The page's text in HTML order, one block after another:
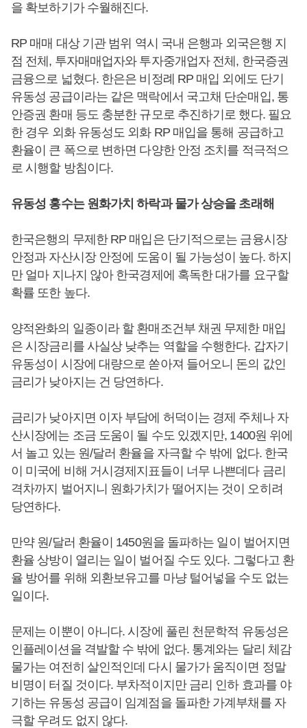
을 확보하기가 수월해진다.
RP 매매 대상 기관 범위 역시 국내 은행과 외국은행 지
점 전체, 투자매매업자와 투자중개업자 전체, 한국증권
금융으로 넓혔다. 한은은 비정례 RP 매입 외에도 단기
유동성 공급이라는 같은 맥락에서 국고채 단순매입, 통
안증권 환매 등도 충분한 규모로 추진하기로 했다. 필요
한 경우 외화 유동성도 외화 RP 매입을 통해 공급하고
환율이 큰 폭으로 변하면 다양한 안정 조치를 적극적으
로 시행할 방침이다.
유동성 홍수는 원화가치 하락과 물가 상승을 초래해
한국은행의 무제한 RP 매입은 단기적으로는 금융시장
안정과 자산시장 안정에 도움이 될 가능성이 높다. 하지
만 얼마 지나지 않아 한국경제에 혹독한 대가를 요구할
확률 또한 높다.
양적완화의 일종이라 할 환매조건부 채권 무제한 매입
은 시장금리를 사실상 낮추는 역할을 수행한다. 갑자기
유동성이 시장에 대량으로 쏟아져 들어오니 돈의 값인
금리가 낮아지는 건 당연하다.
금리가 낮아지면 이자 부담에 허덕이는 경제 주체나 자
산시장에는 조금 도움이 될 수도 있겠지만, 1400원 위에
서 놀고 있는 원/달러 환율을 자극할 수 밖에 없다. 한국
이 미국에 비해 거시경제지표들이 너무 나쁜데다 금리
격차까지 벌어지니 원화가치가 떨어지는 것이 오히려
당연하다.
만약 원/달러 환율이 1450원을 돌파하는 일이 벌어지면
환율 상방이 열리는 일이 벌어질 수도 있다. 그렇다고 환
율 방어를 위해 외환보유고를 마냥 털어넣을 수도 없는
일이다.
문제는 이뿐이 아니다. 시장에 풀린 천문학적 유동성은
인플레이션을 격발할 수 밖에 없다. 통계와는 달리 체감
물가는 여전히 살인적인데 다시 물가가 움직이면 정말
비명이 터질 것이다. 부차적이지만 금리 인하 효과를 야
기하는 유동성 공급이 임계점을 돌파한 가계부채를 자
극할 우려도 없지 않다.